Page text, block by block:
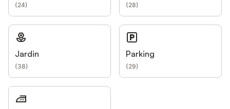
(24) (28)
Jardin
(38)
Parking
(29)